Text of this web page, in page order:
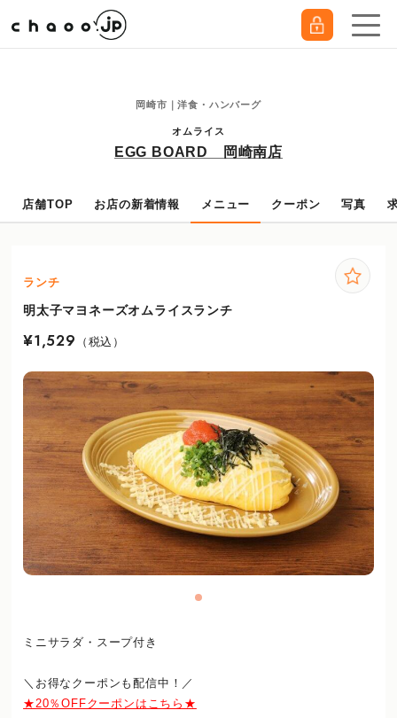
★20％OFFクーポンはこちら★
岡崎市｜洋食・ハンバーグ
オムライス
EGG BOARD 岡崎南店
店舗TOP お店の新着情報 メニュー クーポン 写真
ランチ
明太子マヨネーズオムライスランチ
¥1,529 （税込）
ミニサラダ・スープ付き
＼お得なクーポンも配信中！／
★20％OFFクーポンはこちら★